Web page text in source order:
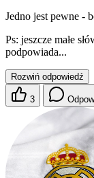
Jedno jest pewne -
Ps: jeszcze małe
podpowiada...
Rozwiń odpowiedź
3